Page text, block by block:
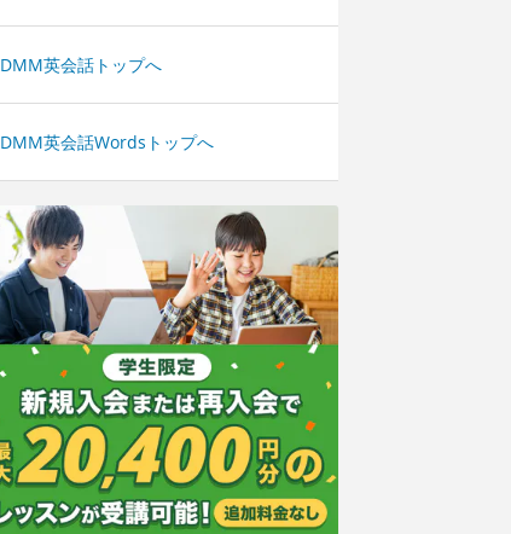
DMM英会話トップへ
DMM英会話Wordsトップへ